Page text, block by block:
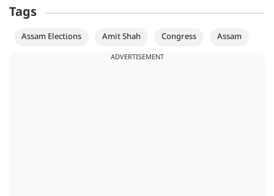
Tags
Assam Elections Amit Shah Congress Assam
ADVERTISEMENT